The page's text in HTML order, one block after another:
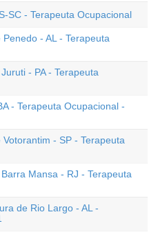
SC - Terapeuta Ocupacional
- AL - Terapeuta
- PA - Terapeuta
- Terapeuta Ocupacional -
- SP - Terapeuta
Mansa - RJ - Terapeuta
de Rio Largo - AL -